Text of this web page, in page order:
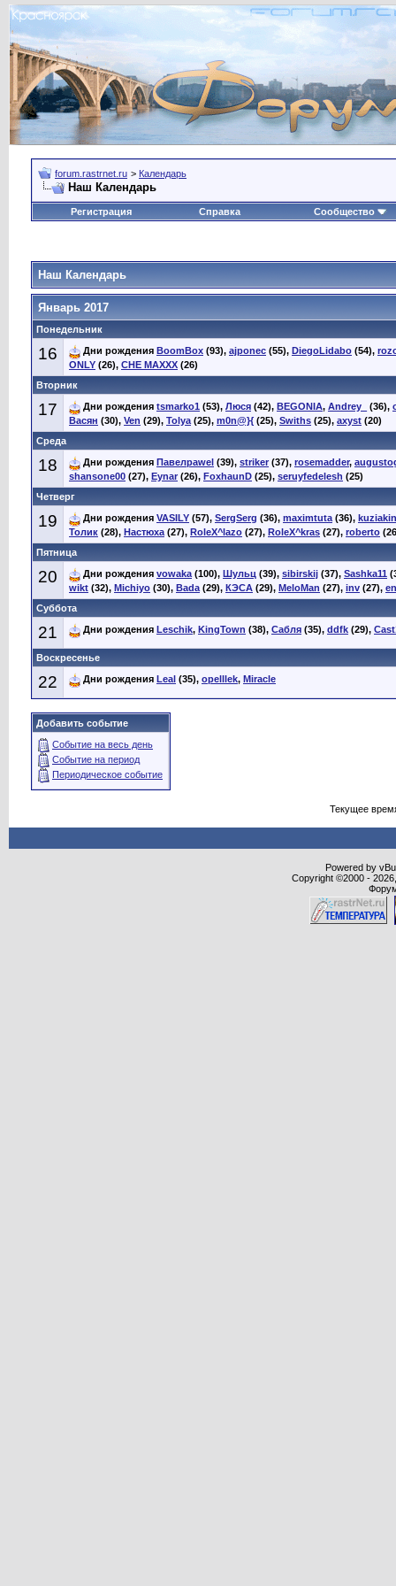
forum.rastrnet.ru > Календарь
Наш Календарь
Регистрация Справка Сообщество
Наш Календарь
Январь 2017
Понедельник
16 Дни рождения BoomBox (93), ajponec (55), DiegoLidabo (54),
ONLY (26), CHE MAXXX (26)
Вторник
17 Дни рождения tsmarko1 (53), Люся (42), BEGONIA, Andrey_ (36),
Васян (30), Ven (29), Tolya (25), m0n@}{ (25), Swiths (25), axyst (20)
Среда
18 Дни рождения Павелpawel (39), striker (37), rosemadder,
shansone00 (27), Eynar (26), FoxhaunD (25), seruyfedelesh (25)
Четверг
19 Дни рождения VASILY (57), SergSerg (36), maximtuta(36), kuziakin
Толик (28), Настюха (27), RoleX^lazo (27), RoleX^kras (27), roberto
Пятница
20 Дни рождения vowaka(100), Шульц (39), sibirskij (37), Sashka11
wikt (32), Michiyo (30), Bada (29), КЭСА (29), MeloMan (27), inv (27),
Суббота
21 Дни рождения Leschik, KingTown (38), Сабля (35), ddfk (29),
Воскресенье
22 Дни рождения Leal (35), opelllek, Miracle
Добавить событие
Событие на весь день
Событие на период
Периодическое событие
Текущее
Powered by
Copyright ©2000 -